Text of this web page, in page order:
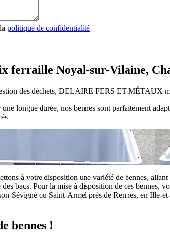
politique de confidentialité
ferraille Noyal-sur-Vilaine,
des déchets, DELAIRE FERS ET MÉTAUX
longue durée, nos bennes sont parfaitement
à votre disposition une variété de bennes, allant
bacs. Pour la mise à disposition de ces bennes,
Sévigné ou Saint-Armel près de Rennes, en Ille-et-
bennes !